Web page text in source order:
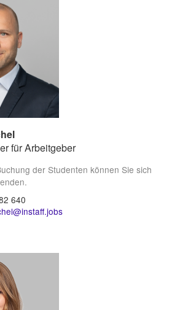
für Arbeitgeber
der Studenten können Sie sich
640